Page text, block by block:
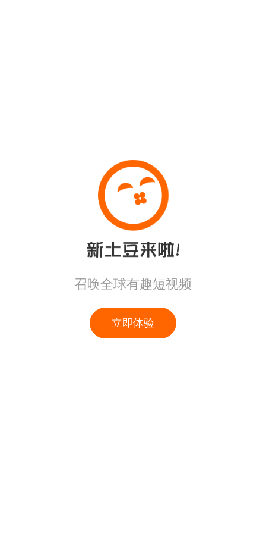
召唤全球有趣短视频
立即体验